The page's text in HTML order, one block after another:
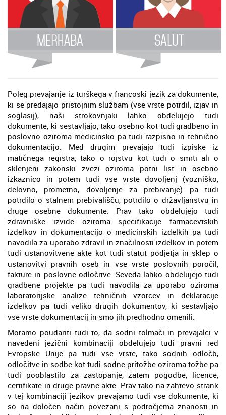
Poleg prevajanje iz turškega v francoski jezik za dokumente,
ki se predajajo pristojnim službam (vse vrste potrdil, izjav in
soglasij), naši strokovnjaki lahko obdelujejo tudi
dokumente, ki sestavljajo, tako osebno kot tudi gradbeno in
poslovno oziroma medicinsko pa tudi razpisno in tehnično
dokumentacijo. Med drugim prevajajo tudi izpiske iz
matičnega registra, tako o rojstvu kot tudi o smrti ali o
sklenjeni zakonski zvezi oziroma potni list in osebno
izkaznico in potem tudi vse vrste dovoljenj (vozniško,
delovno, prometno, dovoljenje za prebivanje) pa tudi
potrdilo o stalnem prebivališču, potrdilo o državljanstvu in
druge osebne dokumente. Prav tako obdelujejo tudi
zdravniške izvide oziroma specifikacije farmacevtskih
izdelkov in dokumentacijo o medicinskih izdelkih pa tudi
navodila za uporabo zdravil in značilnosti izdelkov in potem
tudi ustanovitvene akte kot tudi statut podjetja in sklep o
ustanovitvi pravnih oseb in vse vrste poslovnih poročil,
fakture in poslovne odločitve. Seveda lahko obdelujejo tudi
gradbene projekte pa tudi navodila za uporabo oziroma
laboratorijske analize tehničnih vzorcev in deklaracije
izdelkov pa tudi veliko drugih dokumentov, ki sestavljajo
vse vrste dokumentacij in smo jih predhodno omenili.
Moramo poudariti tudi to, da sodni tolmači in prevajalci v
navedeni jezični kombinaciji obdelujejo tudi pravni red
Evropske Unije pa tudi vse vrste, tako sodnih odločb,
odločitve in sodbe kot tudi sodne pritožbe oziroma tožbe pa
tudi pooblastilo za zastopanje, zatem pogodbe, licence,
certifikate in druge pravne akte. Prav tako na zahtevo strank
v tej kombinaciji jezikov prevajamo tudi vse dokumente, ki
so na določen način povezani s področjema znanosti in